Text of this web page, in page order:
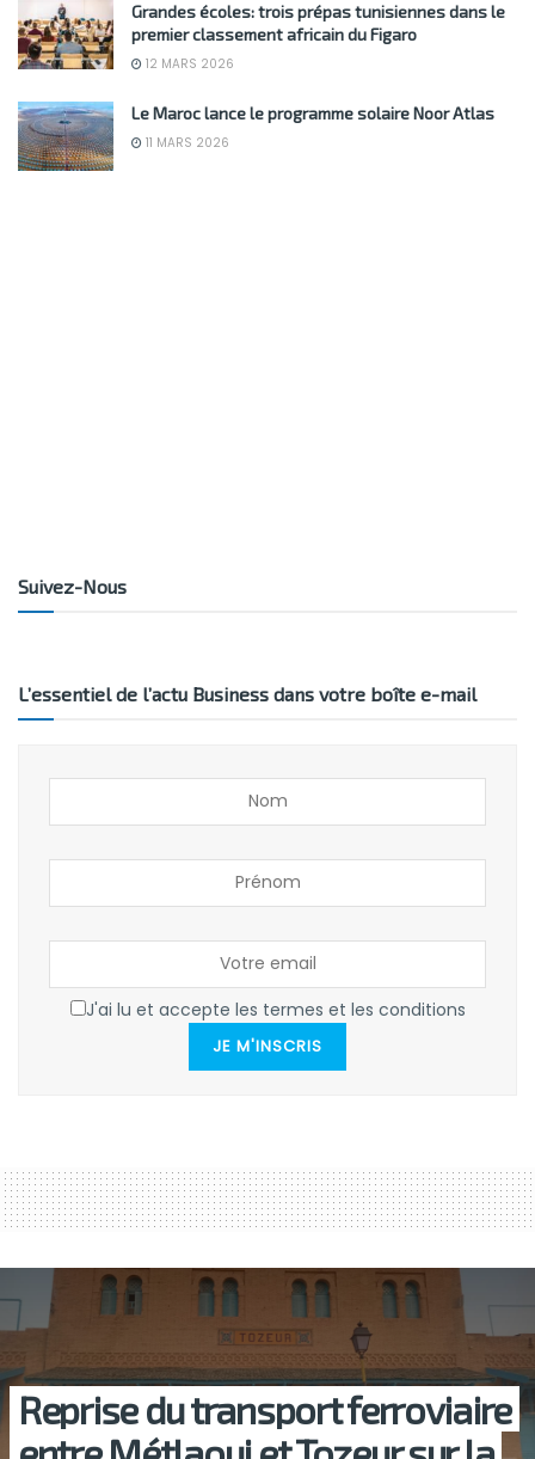
Grandes écoles: trois prépas tunisiennes dans le
premier classement africain du Figaro
12 MARS 2026
Le Maroc lance le programme solaire Noor Atlas
11 MARS 2026
Suivez-Nous
L’essentiel de l’actu Business dans votre boîte e-mail
J'ai lu et accepte les termes et les conditions
JE M'INSCRIS
Reprise du transport ferroviaire